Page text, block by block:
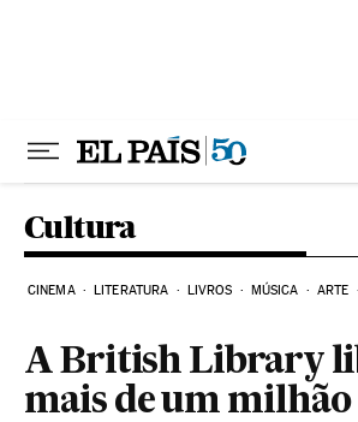
Cultura
CINEMA LITERATURA LIVROS MÚSICA ARTE
A British Library
mais de um milhão